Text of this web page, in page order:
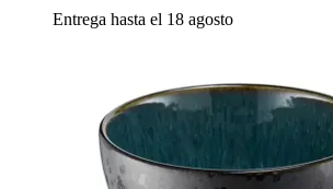
Entrega hasta el 18 agosto